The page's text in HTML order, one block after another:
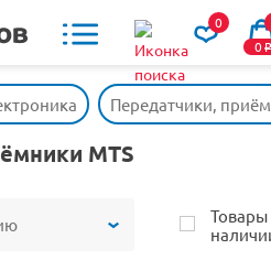
0
0o
Передатчики,
MTS
Товары